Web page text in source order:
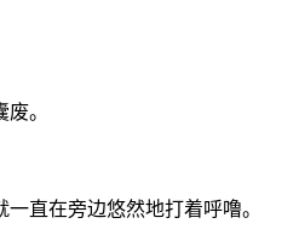
。
直在旁边悠然地打着呼噜。